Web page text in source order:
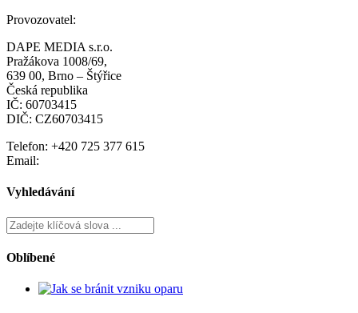
Provozovatel:
DAPE MEDIA s.r.o.
Pražákova 1008/69,
639 00, Brno – Štýřice
Česká republika
IČ: 60703415
DIČ: CZ60703415
Telefon: +420 725 377 615
Email:
Vyhledávání
Oblíbené